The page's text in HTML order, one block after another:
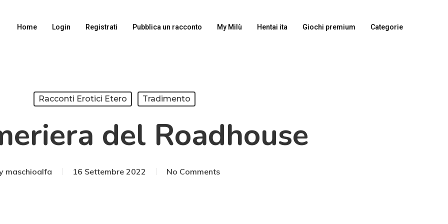
Home Login Registrati Pubblica un racconto My Milù Hentai ita Giochi premium Categorie
Racconti Erotici Etero Tradimento
del Roadhouse
maschioalfa 16 Settembre 2022 No Comments